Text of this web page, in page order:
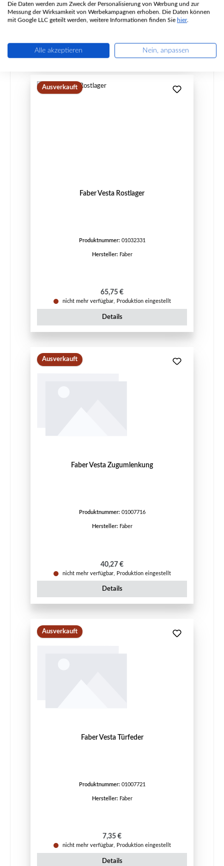
Regulärer Preis:
46,60 €
Details
Ausverkauft
Faber Vesta Rostlager
Produktnummer: 01032331
Hersteller: Faber
Regulärer Preis:
65,75 €
nicht mehr verfügbar, Produktion eingestellt
Details
Ausverkauft
Faber Vesta Zugumlenkung
Produktnummer: 01007716
Hersteller: Faber
Regulärer Preis:
40,27 €
nicht mehr verfügbar, Produktion eingestellt
Details
Ausverkauft
Faber Vesta Türfeder
Produktnummer: 01007721
Hersteller: Faber
Regulärer Preis:
7,35 €
nicht mehr verfügbar, Produktion eingestellt
Details
Die Daten werden zum Zweck der Personalisierung von Werbung und zur
Messung der Wirksamkeit von Werbekampagnen erhoben. Die Daten können
mit Google LLC geteilt werden, weitere Informationen finden Sie hier.
Alle akzeptieren Nein, anpassen